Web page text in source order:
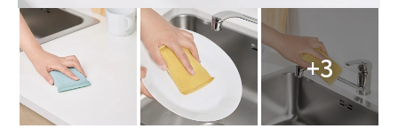
+3